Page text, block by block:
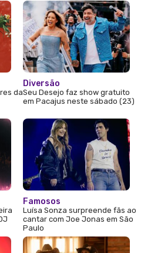
da
Diversão
Seu Desejo faz show gratuito
em Pacajus neste sábado (23)
Famosos
Luísa Sonza surpreende fãs ao
cantar com Joe Jonas em São
Paulo